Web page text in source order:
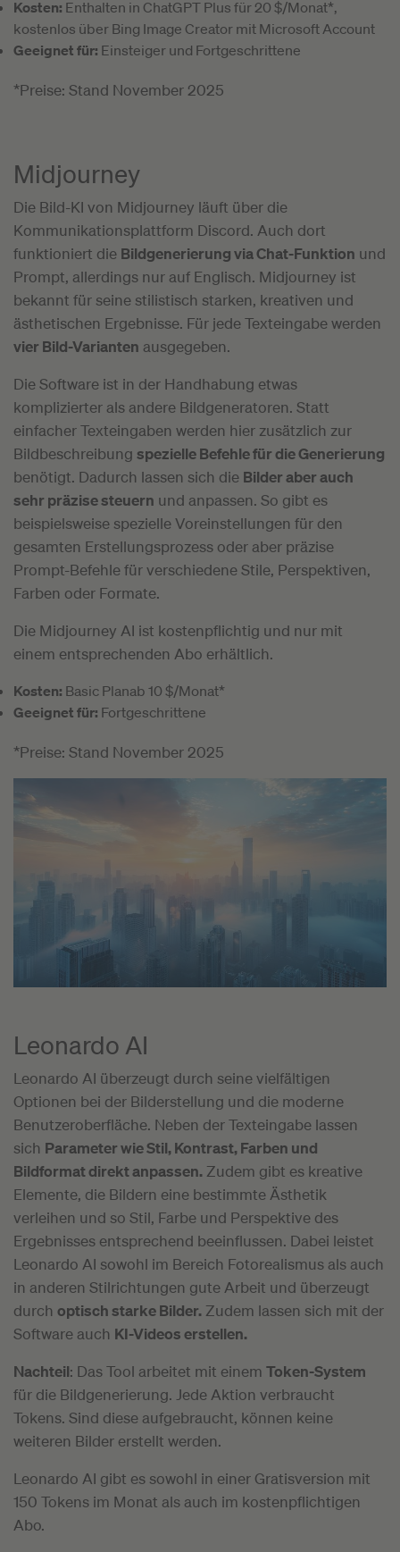
Kosten: Enthalten in ChatGPT Plus für 20 $/Monat*,
kostenlos über Bing Image Creator mit Microsoft Account
Geeignet für: Einsteiger und Fortgeschrittene
*Preise: Stand November 2025
Midjourney
Die Bild-KI von Midjourney läuft über die
Kommunikationsplattform Discord. Auch dort
funktioniert die Bildgenerierung via Chat-Funktion und
Prompt, allerdings nur auf Englisch. Midjourney ist
bekannt für seine stilistisch starken, kreativen und
ästhetischen Ergebnisse. Für jede Texteingabe werden
vier Bild-Varianten ausgegeben.
Die Software ist in der Handhabung etwas
komplizierter als andere Bildgeneratoren. Statt
einfacher Texteingaben werden hier zusätzlich zur
Bildbeschreibung spezielle Befehle für die Generierung
benötigt. Dadurch lassen sich die Bilder aber auch
sehr präzise steuern und anpassen. So gibt es
beispielsweise spezielle Voreinstellungen für den
gesamten Erstellungsprozess oder aber präzise
Prompt-Befehle für verschiedene Stile, Perspektiven,
Farben oder Formate.
Die Midjourney AI ist kostenpflichtig und nur mit
einem entsprechenden Abo erhältlich.
Kosten: Basic Planab 10 $/Monat*
Geeignet für: Fortgeschrittene
*Preise: Stand November 2025
Leonardo AI
Leonardo AI überzeugt durch seine vielfältigen
Optionen bei der Bilderstellung und die moderne
Benutzeroberfläche. Neben der Texteingabe lassen
sich Parameter wie Stil, Kontrast, Farben und
Bildformat direkt anpassen. Zudem gibt es kreative
Elemente, die Bildern eine bestimmte Ästhetik
verleihen und so Stil, Farbe und Perspektive des
Ergebnisses entsprechend beeinflussen. Dabei leistet
Leonardo AI sowohl im Bereich Fotorealismus als auch
in anderen Stilrichtungen gute Arbeit und überzeugt
durch optisch starke Bilder. Zudem lassen sich mit der
Software auch KI-Videos erstellen.
Nachteil: Das Tool arbeitet mit einem Token-System
für die Bildgenerierung. Jede Aktion verbraucht
Tokens. Sind diese aufgebraucht, können keine
weiteren Bilder erstellt werden.
Leonardo AI gibt es sowohl in einer Gratisversion mit
150 Tokens im Monat als auch im kostenpflichtigen
Abo.